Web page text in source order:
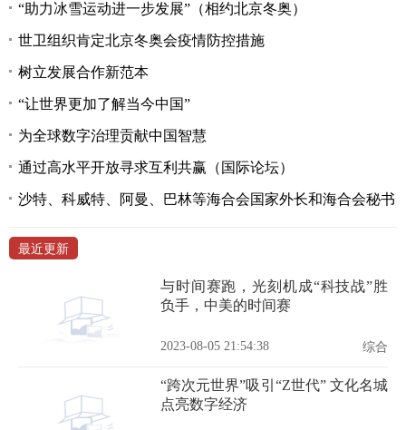
“助力冰雪运动进一步发展”（相约北京冬奥）
世卫组织肯定北京冬奥会疫情防控措施
树立发展合作新范本
“让世界更加了解当今中国”
为全球数字治理贡献中国智慧
通过高水平开放寻求互利共赢（国际论坛）
沙特、科威特、阿曼、巴林等海合会国家外长和海合会秘书
最近更新
与时间赛跑，光刻机成“科技战”胜
负手，中美的时间赛
2023-08-05 21:54:38 综合
“跨次元世界”吸引“Z世代” 文化名城
点亮数字经济